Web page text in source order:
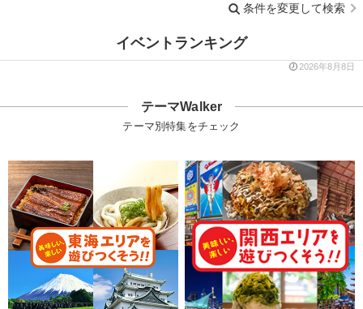
条件を変更して検索
イベントランキング
2026年8月8日
テーマWalker
テーマ別特集をチェック